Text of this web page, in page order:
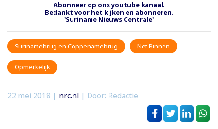
Abonneer op ons youtube kanaal.
Bedankt voor het kijken en abonneren.
'Suriname Nieuws Centrale'
Surinamebrug en Coppenamebrug Net Binnen
Opmerkelijk
22 mei 2018 | nrc.nl | Door: Redactie